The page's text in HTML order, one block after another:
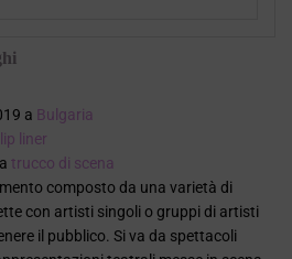
a Bulgaria
trucco di scena
composto da una varietà di
con artisti singoli o gruppi di artisti
il pubblico. Si va da spettacoli